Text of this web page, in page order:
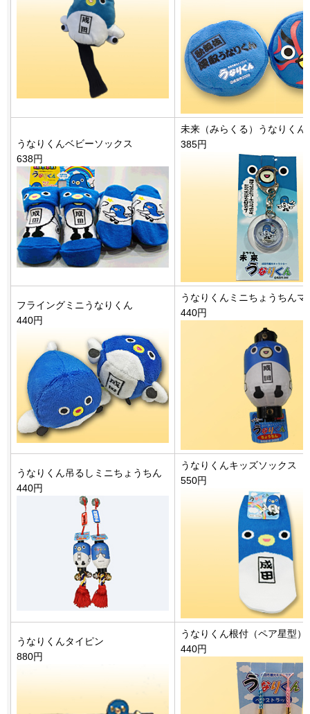
うなりくんベビーソックス
638円
未来（みらくる）うなりくん
385円
フライングミニうなりくん
440円
うなりくんミニちょうちんマ
440円
うなりくん吊るしミニちょうちん
440円
うなりくんキッズソックス
550円
うなりくんタイピン
880円
うなりくん根付（ペア星型）
440円